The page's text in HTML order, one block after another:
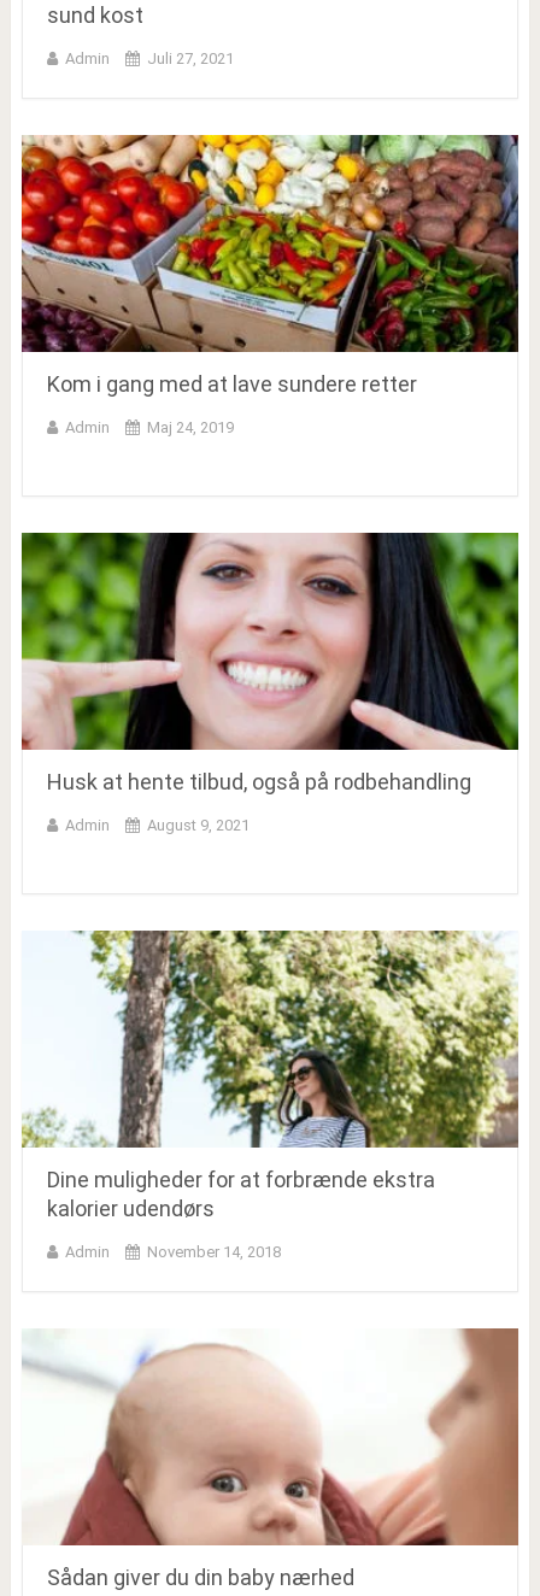
sund kost
Admin Juli 27, 2021
Kom i gang med at lave sundere retter
Admin Maj 24, 2019
Husk at hente tilbud, også på rodbehandling
Admin August 9, 2021
Dine muligheder for at forbrænde ekstra
kalorier udendørs
Admin November 14, 2018
Sådan giver du din baby nærhed